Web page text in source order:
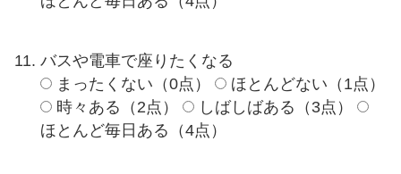
バスや電車で座りたくなる
まったくない（0点）
ほとんどない（1点）
時々ある（2点）
しばしばある（3点）
ほとんど毎日ある（4点）